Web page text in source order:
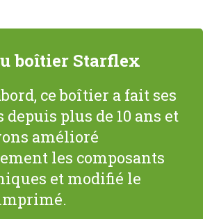
boîtier Starflex
ce boîtier a fait ses
depuis plus de 10 ans et
amélioré
les composants
et modifié le